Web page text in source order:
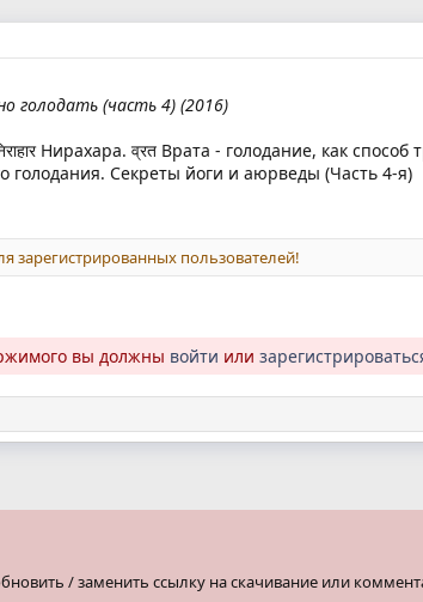
голодать (часть 4) (2016)
Нирахара. व्रत Врата - голодание, как
голодания. Секреты йоги и аюрведы (Часть 4-я)
зарегистрированных пользователей!
вы должны войти или
/ заменить ссылку на скачивание или